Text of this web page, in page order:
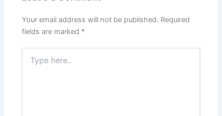
Your email address will not be published. Required
fields are marked *
here..